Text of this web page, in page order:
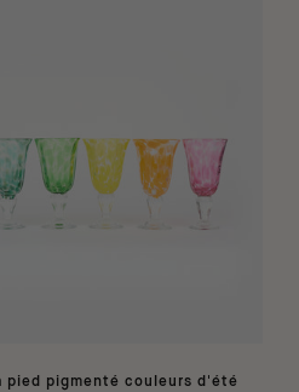
pied pigmenté couleurs d'été